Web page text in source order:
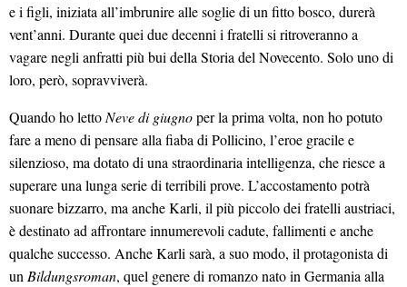
e i figli, iniziata all’imbrunire alle soglie di un fitto bosco, durerà
vent’anni. Durante quei due decenni i fratelli si ritroveranno a
vagare negli anfratti più bui della Storia del Novecento. Solo uno di
loro, però, sopravviverà.
Quando ho letto Neve di giugnoper la prima volta, non ho potuto
fare a meno di pensare alla fiaba di Pollicino, l’eroe gracile e
silenzioso, ma dotato di una straordinaria intelligenza, che riesce a
superare una lunga serie di terribili prove. L’accostamento potrà
suonare bizzarro, ma anche Karli, il più piccolo dei fratelli austriaci,
è destinato ad affrontare innumerevoli cadute, fallimenti e anche
qualche successo. Anche Karli sarà, a suo modo, il protagonista di
un Bildungsroman, quel genere di romanzo nato in Germania alla